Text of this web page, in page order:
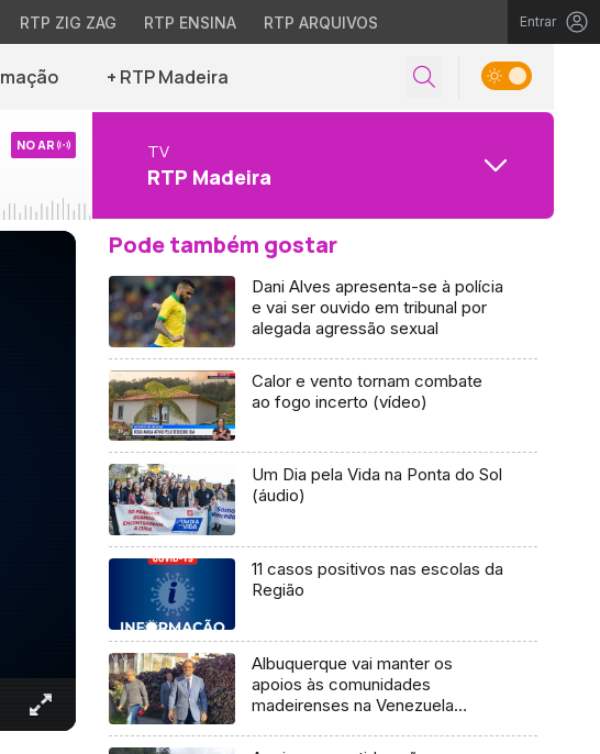
RTP ZIG ZAG RTP ENSINA RTP ARQUIVOS Entrar
+ RTP Madeira
NO AR TV
RTP Madeira
Pode também gostar
Dani Alves apresenta-se à polícia
e vai ser ouvido em tribunal por
alegada agressão sexual
Calor e vento tornam combate
ao fogo incerto (vídeo)
Um Dia pela Vida na Ponta do Sol
(áudio)
11 casos positivos nas escolas da
Região
Albuquerque vai manter os
apoios às comunidades
madeirenses na Venezuela